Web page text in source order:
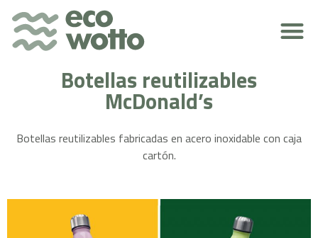
Botellas reutilizables
McDonald’s
Botellas reutilizables fabricadas en acero inoxidable con caja
cartón.